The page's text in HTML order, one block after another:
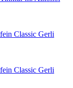
Classic Gerli
Classic Gerli